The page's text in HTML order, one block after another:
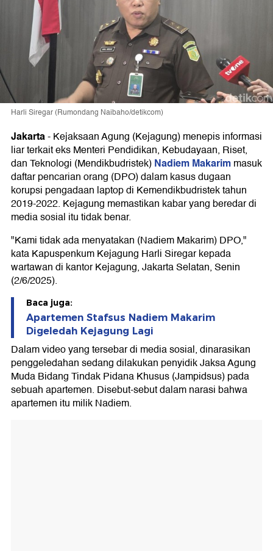
Harli Siregar (Rumondang Naibaho/detikcom)
Jakarta-Kejaksaan Agung (Kejagung) menepis informasi
liar terkait eks Menteri Pendidikan, Kebudayaan, Riset,
dan Teknologi (Mendikbudristek)Nadiem Makarimmasuk
daftar pencarian orang (DPO) dalam kasus dugaan
korupsi pengadaan laptop di Kemendikbudristek tahun
2019-2022. Kejagung memastikan kabar yang beredar di
media sosial itu tidak benar.
"Kami tidak ada menyatakan (Nadiem Makarim) DPO,"
kata Kapuspenkum Kejagung Harli Siregar kepada
wartawan di kantor Kejagung, Jakarta Selatan, Senin
(2/6/2025).
Baca juga:
Apartemen Stafsus Nadiem Makarim
Digeledah Kejagung Lagi
Dalam video yang tersebar di media sosial, dinarasikan
penggeledahan sedang dilakukan penyidik Jaksa Agung
Muda Bidang Tindak Pidana Khusus (Jampidsus) pada
sebuah apartemen. Disebut-sebut dalam narasi bahwa
apartemen itu milik Nadiem.